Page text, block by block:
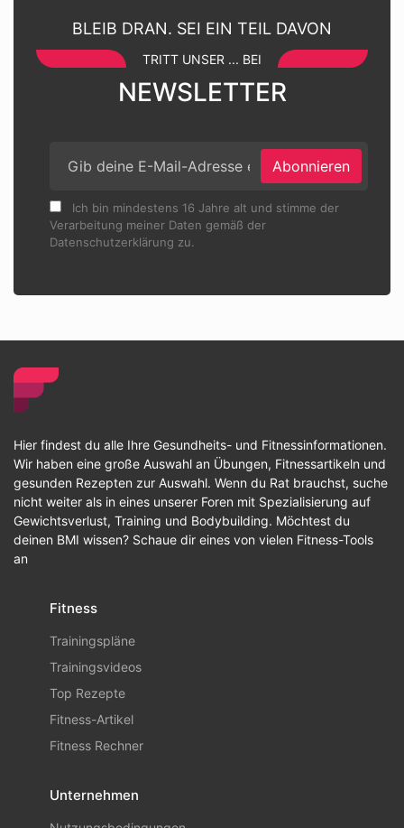
BLEIB DRAN. SEI EIN TEIL DAVON
TRITT UNSER ... BEI
NEWSLETTER
Abonnieren
Ich bin mindestens 16 Jahre alt und stimme der
Verarbeitung meiner Daten gemäß der
Datenschutzerklärung zu.
Hier findest du alle Ihre Gesundheits- und Fitnessinformationen.
Wir haben eine große Auswahl an Übungen, Fitnessartikeln und
gesunden Rezepten zur Auswahl. Wenn du Rat brauchst, suche
nicht weiter als in eines unserer Foren mit Spezialisierung auf
Gewichtsverlust, Training und Bodybuilding. Möchtest du
deinen BMI wissen? Schaue dir eines von vielen Fitness-Tools
an
Fitness
Trainingspläne
Trainingsvideos
Top Rezepte
Fitness-Artikel
Fitness Rechner
Unternehmen